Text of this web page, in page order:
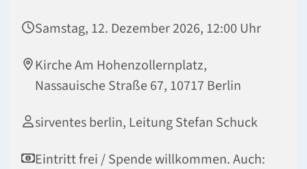
Samstag, 12. Dezember 2026, 12:00 Uhr
Kirche Am Hohenzollernplatz,
Nassauische Straße 67, 10717 Berlin
sirventes berlin, Leitung Stefan Schuck
Eintritt frei / Spende willkommen. Auch: